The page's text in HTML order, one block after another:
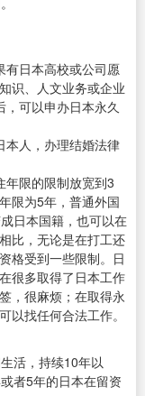
有日本高校或公司愿
识、人文业务或企业
可以申办日本永久
本人，办理结婚法律
年限的限制放宽到3
限为5年，普通外国
日本国籍，也可以在
比，无论是在打工还
格受到一些限制。日
很多取得了日本工作
，很麻烦；在取得永
以找任何合法工作。
活，持续10年以
者5年的日本在留资